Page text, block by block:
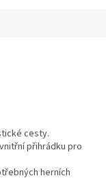
cesty.
přihrádku pro
herních